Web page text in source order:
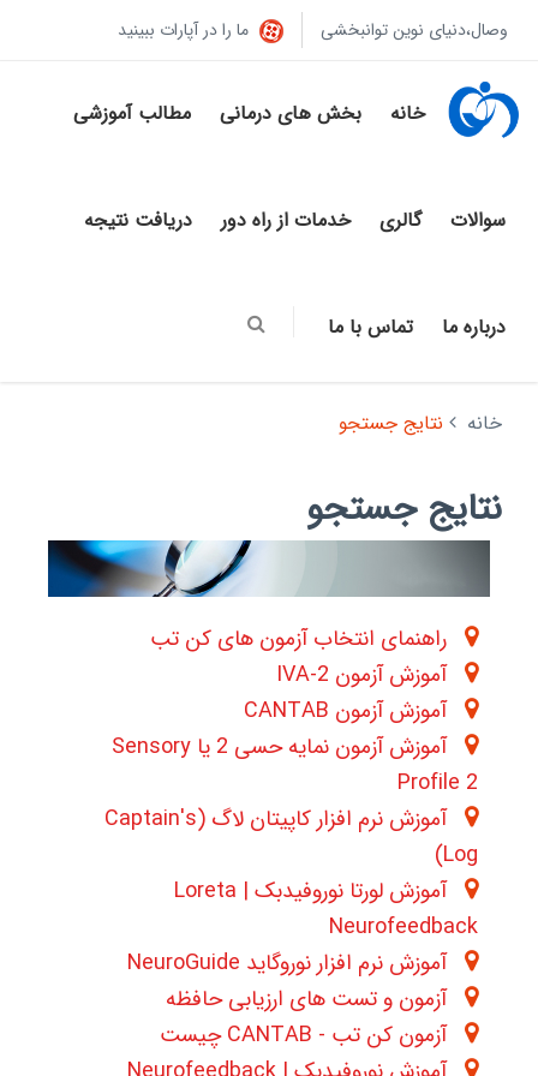
وصال،دنیای نوین توانبخشی ما را در آپارات ببینید
خانه بخش های درمانی مطالب آموزشی
سوالات گالری خدمات از راه دور دریافت نتیجه
درباره ما تماس با ما
خانه نتایج جستجو
نتایج جستجو
راهنمای انتخاب آزمون های کن تب
آموزش آزمون 2-IVA
آموزش آزمون CANTAB
آموزش آزمون نمایه حسی 2 یا Sensory
Profile 2
آموزش نرم افزار کاپیتان لاگ (Captain's
Log)
آموزش لورتا نوروفیدبک | Loreta
Neurofeedback
آموزش نرم افزار نوروگاید NeuroGuide
آزمون و تست های ارزیابی حافظه
آزمون کن تب - CANTAB چیست